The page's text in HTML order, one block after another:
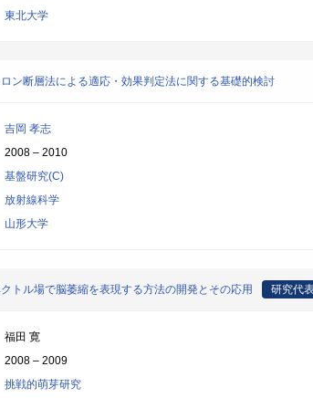
東北大学
ン断層法による適応・効果判定法に関する基礎的検討
吉岡 孝志
2008 – 2010
基盤研究(C)
放射線科学
山形大学
トル場で脳萎縮を表現する方法の開発とその応用 研究代
福田 寛
2008 – 2009
挑戦的萌芽研究